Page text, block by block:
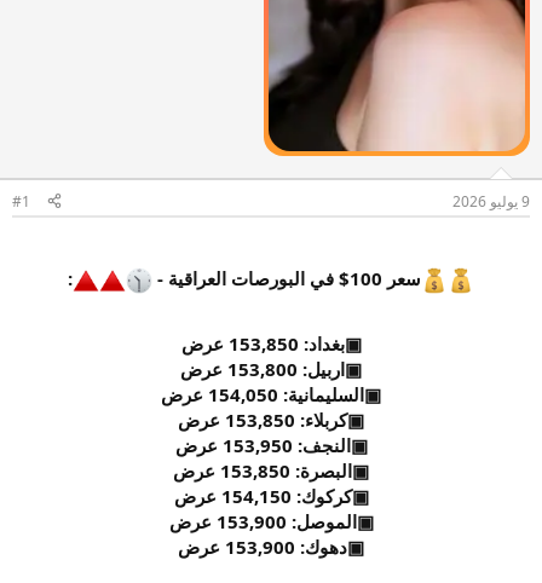
9 يوليو 2026 #1
سعر 100$ في البورصات العراقية - :
▣بغداد: 153,850 عرض
▣اربيل: 153,800 عرض
▣السليمانية: 154,050 عرض
▣كربلاء: 153,850 عرض
▣النجف: 153,950 عرض
▣البصرة: 153,850 عرض
▣كركوك: 154,150 عرض
▣الموصل: 153,900 عرض
▣دهوك: 153,900 عرض